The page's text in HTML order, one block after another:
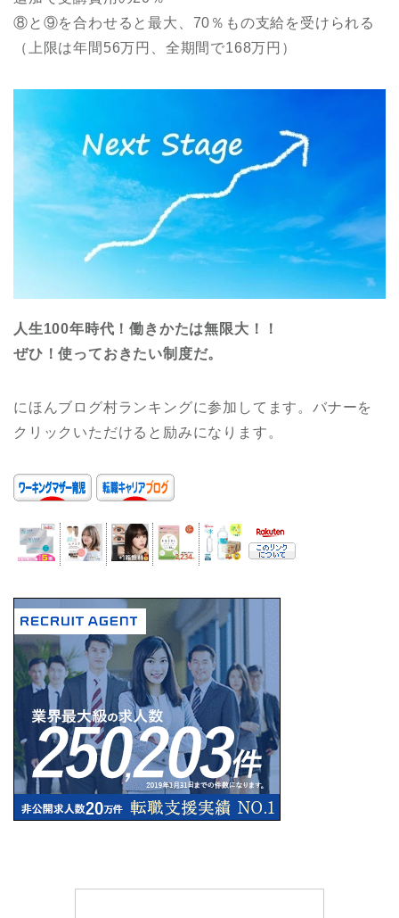
⑧と⑨を合わせると最大、70％もの支給を受けられる
（上限は年間56万円、全期間で168万円）
人生100年時代！働きかたは無限大！！
ぜひ！使っておきたい制度だ。
にほんブログ村ランキングに参加してます。 バナーを
クリックいただけると励みになります。